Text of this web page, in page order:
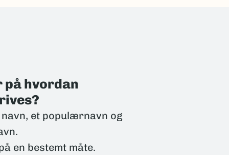
på hvordan
et populærnavn og
en bestemt måte.